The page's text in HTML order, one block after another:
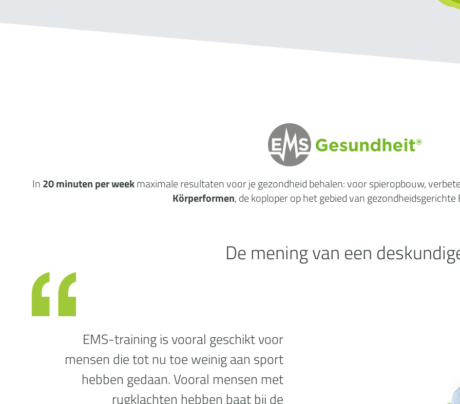
In20 minuten per weekmaximaleresultatenvoor je gezondheid behalen: voor spieropbouw,
Körperformen, de koploper op het gebied van
EMS-training is vooral geschikt voor
mensen die tot nu toe weinig aan sport
hebben gedaan. Vooral mensen met
rugklachten hebben baat bij de
De mening van een